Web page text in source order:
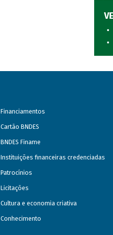
Financiamentos
Cartão BNDES
BNDES Finame
Instituições financeiras credenciadas
Patrocínios
Licitações
Cultura e economia criativa
Conhecimento